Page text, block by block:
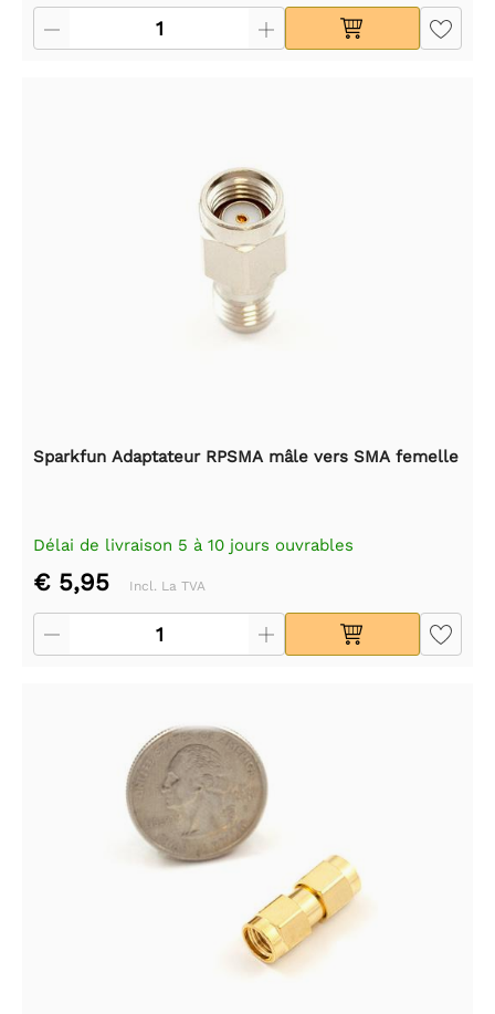
Sparkfun Adaptateur RPSMA mâle vers SMA femelle
Délai de livraison 5 à 10 jours ouvrables
€ 5,95 Incl. La TVA